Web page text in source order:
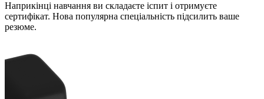
Наприкінці навчання ви складаєте іспит і отримуєте
сертифікат. Нова популярна спеціальність підсилить ваше
резюме.